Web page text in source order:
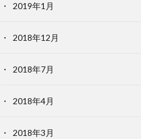
2019年1月
2018年12月
2018年7月
2018年4月
2018年3月